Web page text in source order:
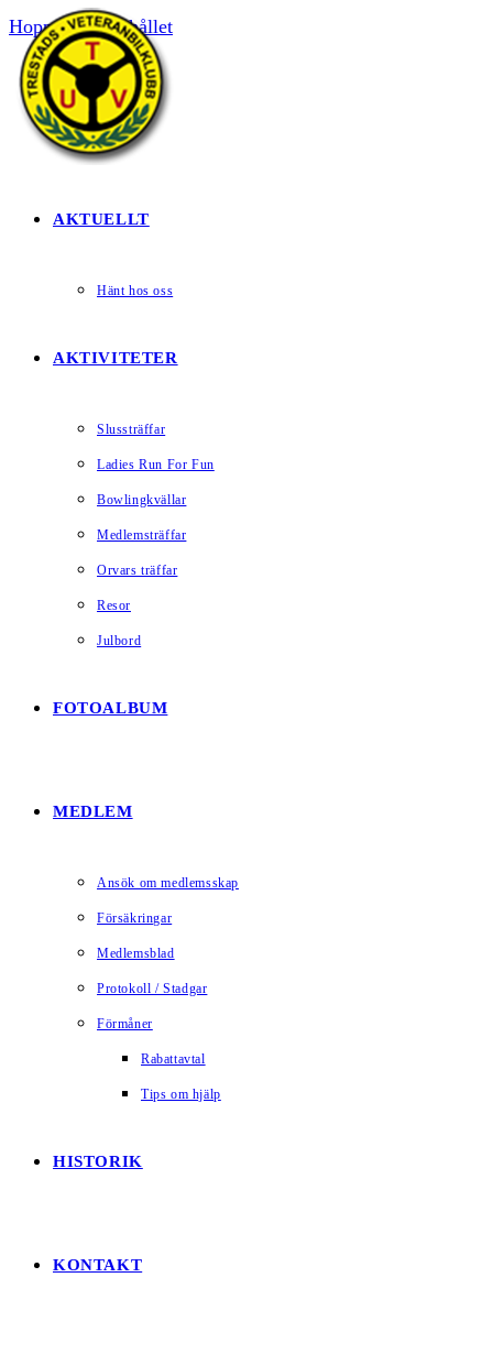
Hoppa till innehållet
HEM
AKTUELLT
Hänt hos oss
AKTIVITETER
Slussträffar
Ladies Run For Fun
Bowlingkvällar
Medlemsträffar
Orvars träffar
Resor
Julbord
FOTOALBUM
MEDLEM
Ansök om medlemsskap
Försäkringar
Medlemsblad
Protokoll / Stadgar
Förmåner
Rabattavtal
Tips om hjälp
HISTORIK
KONTAKT